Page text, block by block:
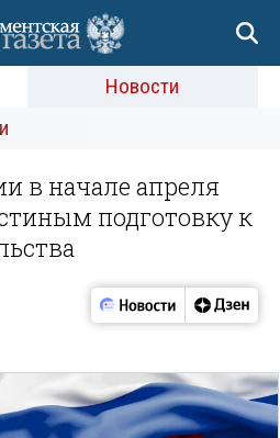
Новости
в начале апреля
подготовку к